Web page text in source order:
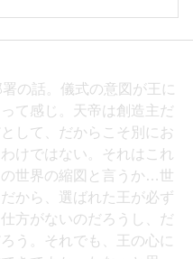
の話。儀式の意図が王に
て感じ。天帝は創造主だ
して、だからこそ別にお
けではない。それはこれ
世界の縮図と言うか…世
から、選ばれた王が必ず
方がないのだろうし、だ
う。それでも、王の心に